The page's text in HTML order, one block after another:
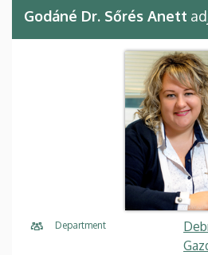
Godáné Dr. Sőrés Anett
Department